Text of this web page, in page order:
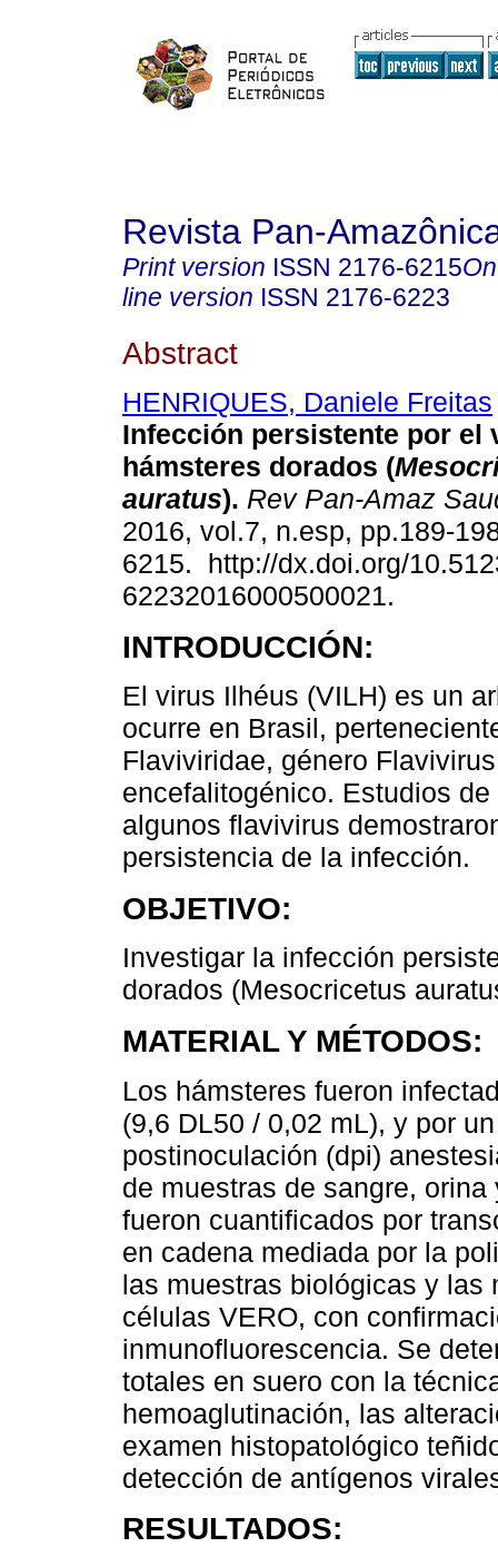
Revista Pan-
Print version ISSN 2176-6215
line version ISSN 2176-6223
Abstract
HENRIQUES, Daniele Freitas
Infección persistente por el
hámsteres dorados (
auratus). Rev Pan-Amaz
2016, vol.7, n.esp, pp.189-
6215. http://dx.doi.org/
62232016000500021.
INTRODUCCIÓN:
El virus Ilhéus (VILH) es un
ocurre en Brasil,
Flaviviridae, género
encefalitogénico. Estudios
algunos flavivirus
persistencia de la infección.
OBJETIVO:
Investigar la infección
dorados (Mesocricetus
MATERIAL Y MÉTODOS:
Los hámsteres fueron
(9,6 DL50 / 0,02 mL), y por
postinoculación (dpi)
de muestras de sangre,
fueron cuantificados por
en cadena mediada por la
las muestras biológicas y las
células VERO, con
inmunofluorescencia. Se
totales en suero con la
hemoaglutinación, las
examen histopatológico
detección de antígenos
RESULTADOS: